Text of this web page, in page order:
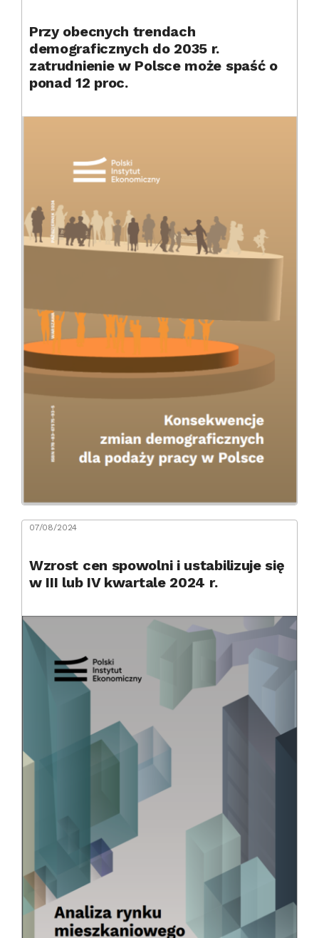
Przy obecnych trendach
demograficznych do 2035 r.
zatrudnienie w Polsce może spaść o
ponad 12 proc.
07/08/2024
Wzrost cen spowolni i ustabilizuje się
w III lub IV kwartale 2024 r.